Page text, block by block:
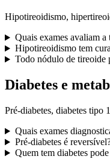
Hipotireoidismo,
Quais exames avaliam a
Hipotireoidismo tem
Todo nódulo de tireoide
Diabetes e
Pré-diabetes, diabetes tipo
Quais exames
Pré-diabetes é
Quem tem diabetes